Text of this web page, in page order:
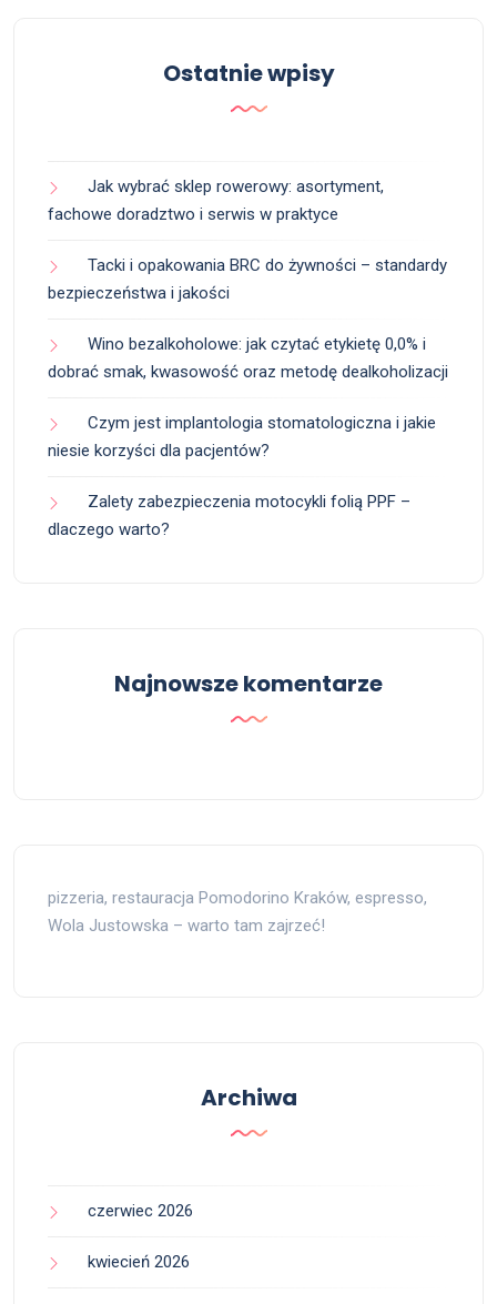
Ostatnie wpisy
Jak wybrać sklep rowerowy: asortyment,
fachowe doradztwo i serwis w praktyce
Tacki i opakowania BRC do żywności – standardy
bezpieczeństwa i jakości
Wino bezalkoholowe: jak czytać etykietę 0,0% i
dobrać smak, kwasowość oraz metodę dealkoholizacji
Czym jest implantologia stomatologiczna i jakie
niesie korzyści dla pacjentów?
Zalety zabezpieczenia motocykli folią PPF –
dlaczego warto?
Najnowsze komentarze
pizzeria, restauracja Pomodorino Kraków, espresso,
Wola Justowska – warto tam zajrzeć!
Archiwa
czerwiec 2026
kwiecień 2026